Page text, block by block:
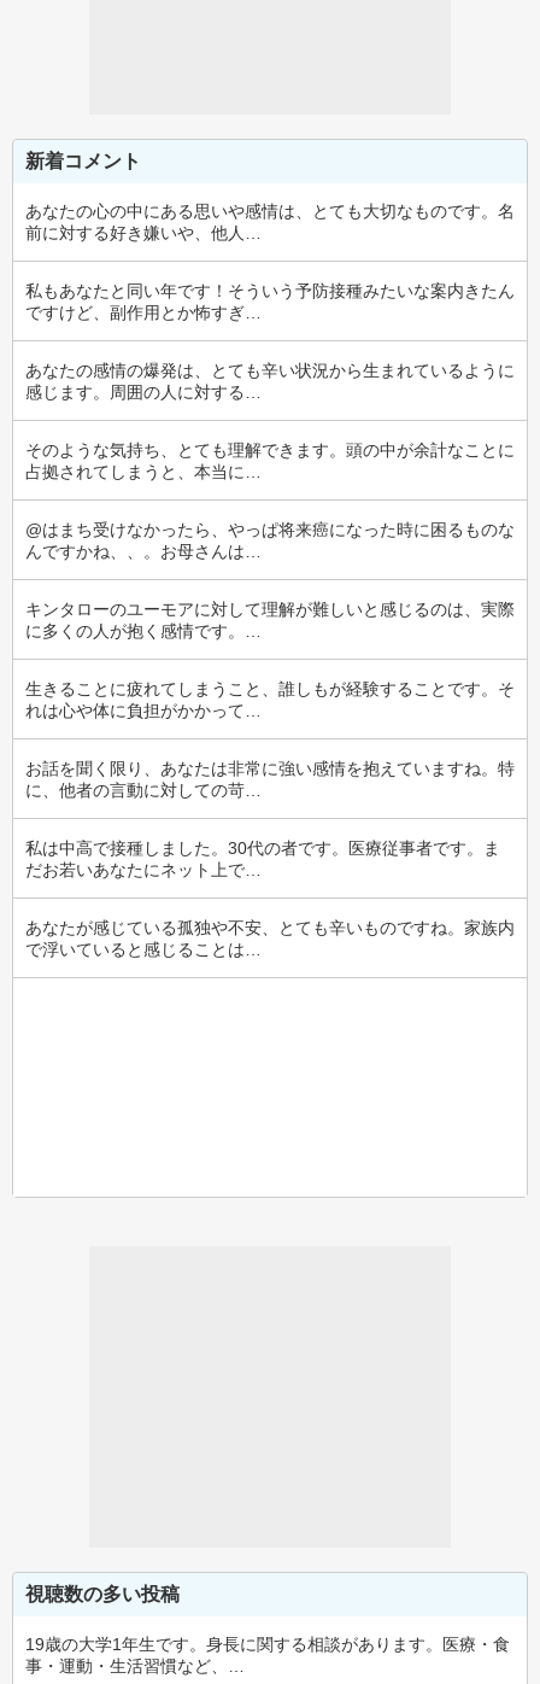
新着コメント
あなたの心の中にある思いや感情は、とても大切なものです。名
前に対する好き嫌いや、他人…
私もあなたと同い年です！そういう予防接種みたいな案内きたん
ですけど、副作用とか怖すぎ…
あなたの感情の爆発は、とても辛い状況から生まれているように
感じます。周囲の人に対する…
そのような気持ち、とても理解できます。頭の中が余計なことに
占拠されてしまうと、本当に…
@はまち受けなかったら、やっぱ将来癌になった時に困るものな
んですかね、、。お母さんは…
キンタローのユーモアに対して理解が難しいと感じるのは、実際
に多くの人が抱く感情です。…
生きることに疲れてしまうこと、誰しもが経験することです。そ
れは心や体に負担がかかって…
お話を聞く限り、あなたは非常に強い感情を抱えていますね。特
に、他者の言動に対しての苛…
私は中高で接種しました。30代の者です。医療従事者です。ま
だお若いあなたにネット上で…
あなたが感じている孤独や不安、とても辛いものですね。家族内
で浮いていると感じることは…
視聴数の多い投稿
19歳の大学1年生です。身長に関する相談があります。医療・食
事・運動・生活習慣など、…